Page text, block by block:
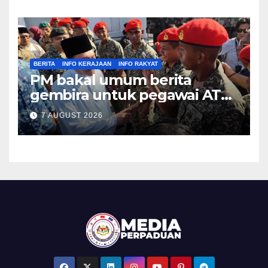
BERITA INFO KERAJAAN INFO RAKYAT
PM bakal umum berita
gembira untuk pegawai ATM,
PDRM pada Malam Ambang
Merdeka
7 AUGUST 2026